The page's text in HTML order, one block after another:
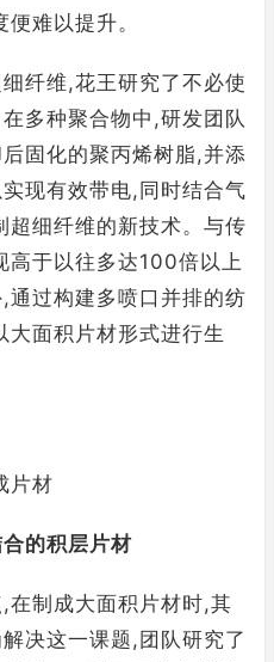
难以提升。
纤维,花王研究了不必使
多种聚合物中,研发团队
固化的聚丙烯树脂,并添
现有效带电,同时结合气
超细纤维的新技术。与传
高于以往多达100倍以上
通过构建多喷口并排的纺
面积片材形式进行生
片材
的积层片材
在制成大面积片材时,其
决这一课题,团队研究了